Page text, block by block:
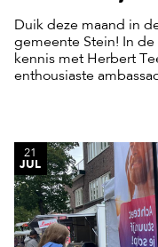
Duik deze maand in
gemeente Stein! In
kennis met Herbert
enthousiaste
21
JUL